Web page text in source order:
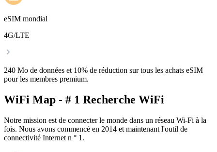
eSIM mondial
4G/LTE
240 Mo de données et 10% de réduction sur tous les achats eSIM
pour les membres premium.
WiFi Map - # 1 Recherche WiFi
Notre mission est de connecter le monde dans un réseau Wi-Fi à la
fois. Nous avons commencé en 2014 et maintenant l'outil de
connectivité Internet n ° 1.